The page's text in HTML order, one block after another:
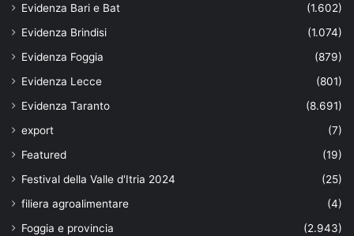
Evidenza Bari e Bat
(1.602)
Evidenza Brindisi
(1.074)
Evidenza Foggia
(879)
Evidenza Lecce
(801)
Evidenza Taranto
(8.691)
export
(7)
Featured
(19)
Festival della Valle d'Itria 2024
(25)
filiera agroalimentare
(4)
Foggia e provincia
(2.943)